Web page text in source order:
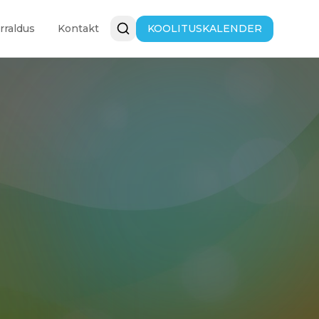
Kontakt KOOLITUSKALENDER